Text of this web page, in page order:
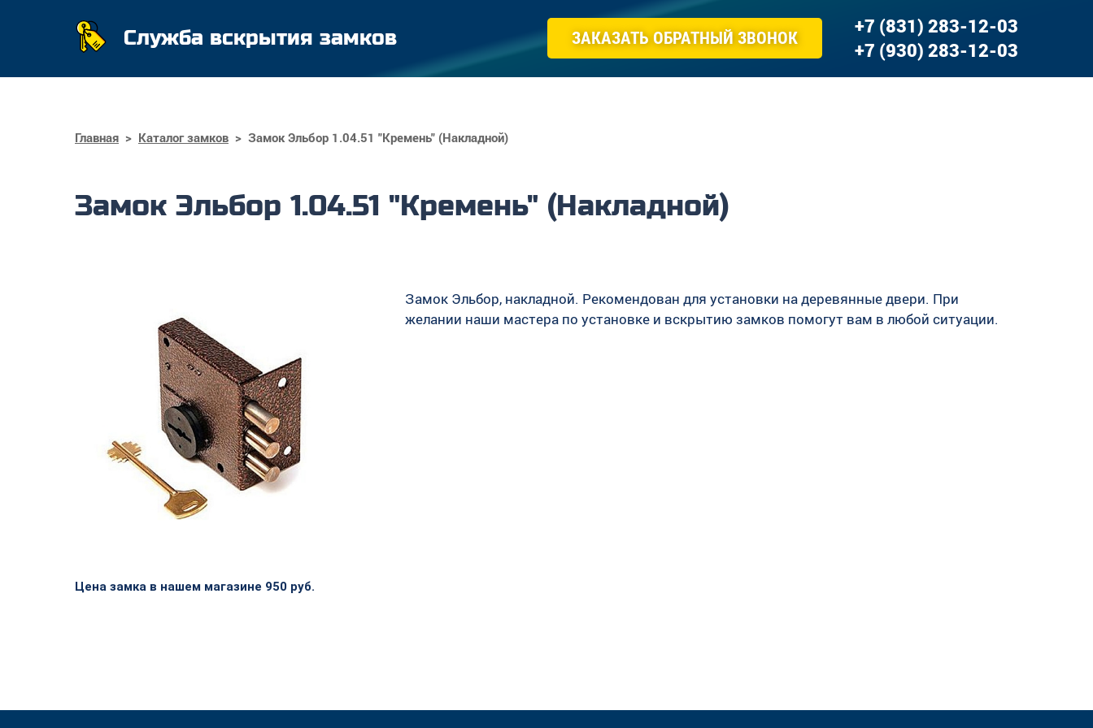
Главная > Каталог замков > Замок Эльбор 1.04.51 "Кремень" (Накладной)
Замок Эльбор 1.04.51 "Кремень" (Накладной)
Цена замка в нашем магазине 950 руб.
Замок Эльбор, накладной. Рекомендован для установки на деревянные двери. При
желании наши мастера по установке и вскрытию замков помогут вам в любой ситуации.
Служба вскрытия замков ЗАКАЗАТЬ ОБРАТНЫЙ ЗВОНОК
+7 (831) 283-12-03
+7 (930) 283-12-03